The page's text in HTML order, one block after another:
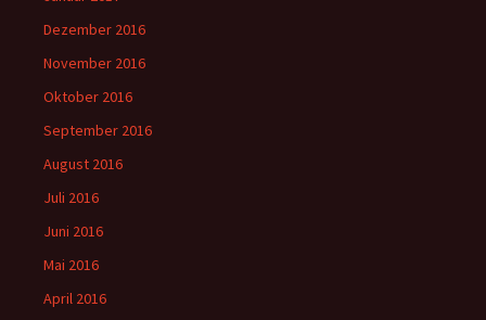
Dezember 2016
November 2016
Oktober 2016
September 2016
August 2016
Juli 2016
Juni 2016
Mai 2016
April 2016